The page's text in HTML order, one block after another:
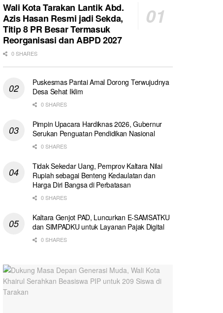
Wali Kota Tarakan Lantik Abd.
Azis Hasan Resmi jadi Sekda,
Titip 8 PR Besar Termasuk
Reorganisasi dan ABPD 2027
0 SHARES
Puskesmas Pantai Amal Dorong Terwujudnya
Desa Sehat Iklim
0 SHARES
Pimpin Upacara Hardiknas 2026, Gubernur
Serukan Penguatan Pendidikan Nasional
0 SHARES
Tidak Sekedar Uang, Pemprov Kaltara Nilai
Rupiah sebagai Benteng Kedaulatan dan
Harga Diri Bangsa di Perbatasan
0 SHARES
Kaltara Genjot PAD, Luncurkan E-SAMSATKU
dan SIMPADKU untuk Layanan Pajak Digital
0 SHARES